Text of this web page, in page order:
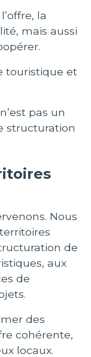
la
mais aussi
touristique et
pas un
structuration
Nous
de
aux
de
des
cohérente,
locaux.